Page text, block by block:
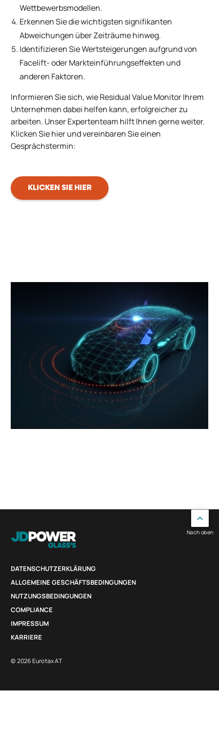
Wettbewerbsmodellen.
Erkennen Sie die wichtigsten signifikanten
Abweichungen über Zeiträume hinweg.
Identifizieren Sie Wertsteigerungen aufgrund von
Facelift- oder Markteinführungseffekten und
anderen Faktoren.
Informieren Sie sich, wie Residual Value Monitor Ihrem
Unternehmen dabei helfen kann, erfolgreicher zu
arbeiten. Unser Expertenteam hilft Ihnen gerne weiter.
Klicken Sie hier und vereinbaren Sie einen
Gesprächstermin:
KLICKEN SIE HIER
DATENSCHUTZERKLÄRUNG
ALLGEMEINE GESCHÄFTSBEDINGUNGEN
NUTZUNGSBEDINGUNGEN
COMPLIANCE
IMPRESSUM
KARRIERE
© 2026 Eurotax AT
Nach oben